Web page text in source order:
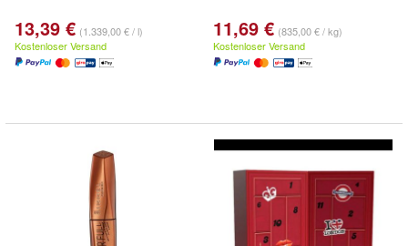
13,39 € (1.339,00 € / l)
Kostenloser Versand
11,69 € (835,00 € / kg)
Kostenloser Versand